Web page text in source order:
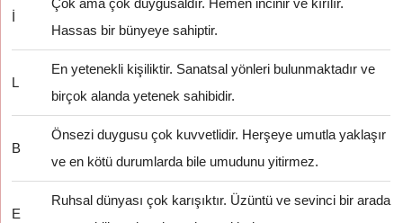
İ
Çok ama çok duygusaldır. Hemen incinir ve kırılır.
Hassas bir bünyeye sahiptir.
L
En yetenekli kişiliktir. Sanatsal yönleri bulunmaktadır ve
birçok alanda yetenek sahibidir.
B
Önsezi duygusu çok kuvvetlidir. Herşeye umutla yaklaşır
ve en kötü durumlarda bile umudunu yitirmez.
E
Ruhsal dünyası çok karışıktır. Üzüntü ve sevinci bir arada